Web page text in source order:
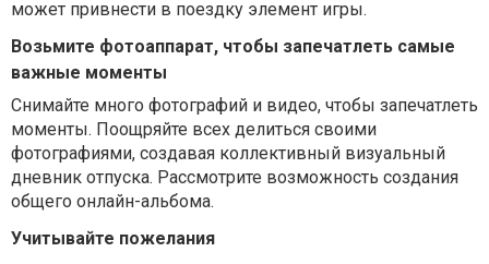
может привнести в поездку элемент игры.
Возьмите фотоаппарат, чтобы запечатлеть самые
важные моменты
Снимайте много фотографий и видео, чтобы запечатлеть
моменты. Поощряйте всех делиться своими
фотографиями, создавая коллективный визуальный
дневник отпуска. Рассмотрите возможность создания
общего онлайн-альбома.
Учитывайте пожелания